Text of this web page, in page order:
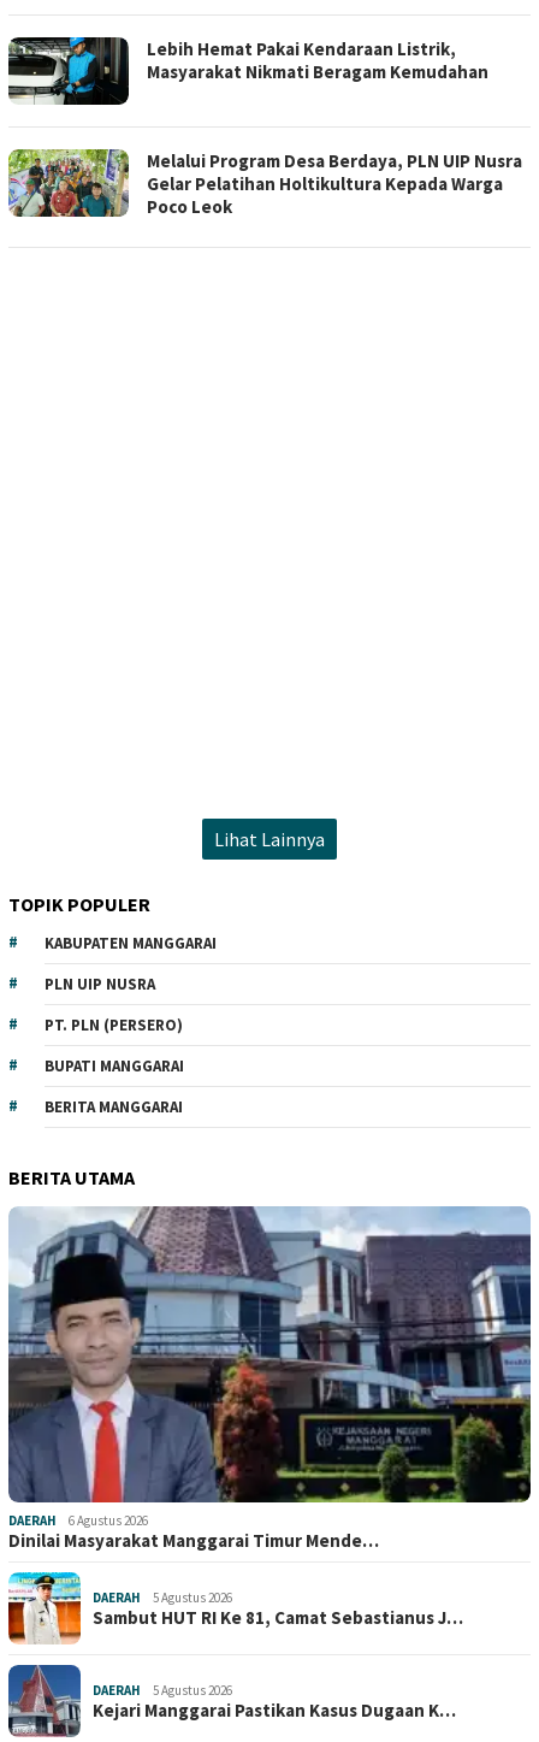
Lebih Hemat Pakai Kendaraan Listrik,
Masyarakat Nikmati Beragam Kemudahan
Melalui Program Desa Berdaya, PLN UIP Nusra
Gelar Pelatihan Holtikultura Kepada Warga
Poco Leok
Lihat Lainnya
TOPIK POPULER
KABUPATEN MANGGARAI
PLN UIP NUSRA
PT. PLN (PERSERO)
BUPATI MANGGARAI
BERITA MANGGARAI
BERITA UTAMA
DAERAH 6 Agustus 2026
Dinilai Masyarakat Manggarai Timur Mende…
DAERAH 5 Agustus 2026
Sambut HUT RI Ke 81, Camat Sebastianus J…
DAERAH 5 Agustus 2026
Kejari Manggarai Pastikan Kasus Dugaan K…